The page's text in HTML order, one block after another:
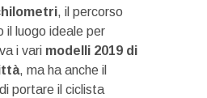
, il percorso
il luogo ideale per
i vari modelli 2019 di
, ma ha anche il
portare il ciclista